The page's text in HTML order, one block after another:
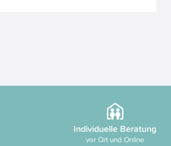
Individuelle Beratung
vor Ort und Online